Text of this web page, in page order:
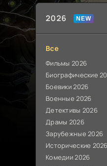
2026
Все
Фильмы 2026
Биографические
Боевики 2026
Военные 2026
Детективы 2026
Драмы 2026
Зарубежные 2026
Исторические 2026
Комедии 2026